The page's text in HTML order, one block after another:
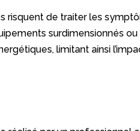
risquent de traiter les
surdimensionnés ou
limitant ainsi